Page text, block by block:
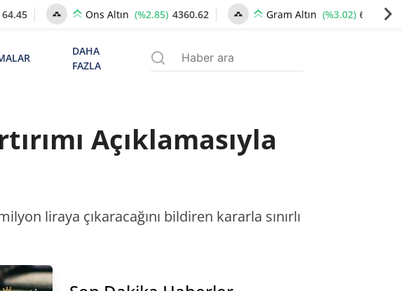
64.45 Ons Altın (%2.85) 4360.62 Gram Altın (%3.02) 6688.44
DAHA
FAZLA
Açıklamasıyla
liraya çıkaracağını bildiren kararla sınırlı